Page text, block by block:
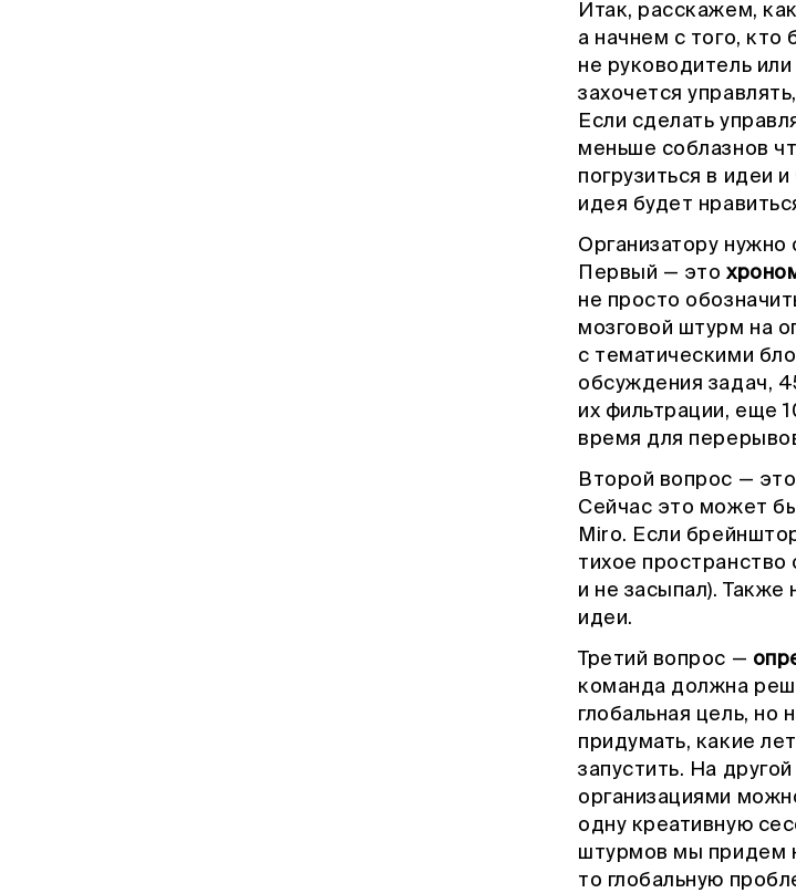
Итак, расскажем,
а начнем с того,
не руководитель
захочется
Если сделать
меньше соблазнов
погрузиться в идеи
идея будет
Организатору нужно
Первый — это
не просто
мозговой штурм на
с тематическими
обсуждения задач,
их фильтрации, еще
время для
Второй вопрос — это
Сейчас это может
Miro. Если
тихое пространство
и не засыпал). Также
идеи.
Третий вопрос —
команда должна
глобальная цель, но
придумать, какие
запустить. На
организациями
одну креативную
штурмов мы придем
то глобальную